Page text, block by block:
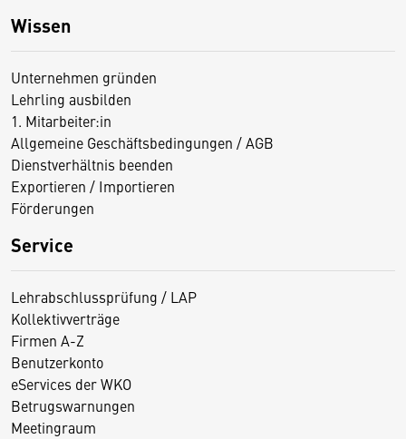
Wissen
Unternehmen gründen
Lehrling ausbilden
1. Mitarbeiter:in
Allgemeine Geschäftsbedingungen / AGB
Dienstverhältnis beenden
Exportieren / Importieren
Förderungen
Service
Lehrabschlussprüfung / LAP
Kollektivverträge
Firmen A-Z
Benutzerkonto
eServices der WKO
Betrugswarnungen
Meetingraum